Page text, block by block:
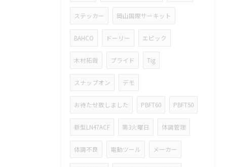
ステッカー 岡山国際サーキット
BAHCO ドーリー エピック
木村拓哉 プライド Tig
スナップオン デモ
お待たせ致しました PBFT60 PBFT50
新型LN47ACF 第3火曜日 体調管理
体調不良 電動ツール メーカー